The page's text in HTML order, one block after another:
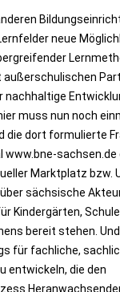
neue
außerschulischen
nachhaltige
muss nun noch
die dort formulierte
www.bne-
Marktplatz bzw.
sächsische
Kindergärten,
bereit stehen. Und
für fachliche,
entwickeln, die den